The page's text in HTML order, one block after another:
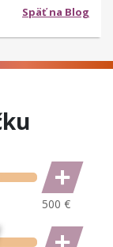
Späť na Blog